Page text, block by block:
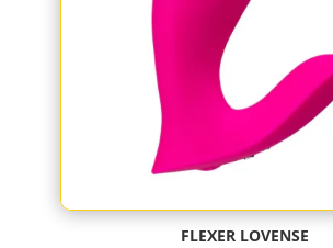
FLEXER LOVENSE